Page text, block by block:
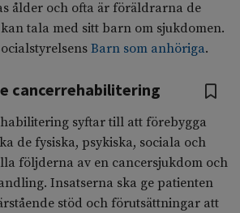
ålder och ofta är föräldrarna de
tala med sitt barn om sjukdomen.
Barn som anhöriga.
cancerrehabilitering
syftar till att förebygga
de fysiska, psykiska, sociala och
följderna av en cancersjukdom och
Insatserna ska ge patienten
stöd och förutsättningar att